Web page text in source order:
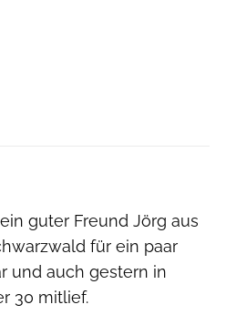
guter Freund Jörg aus
für ein paar
und auch gestern in
30 mitlief.